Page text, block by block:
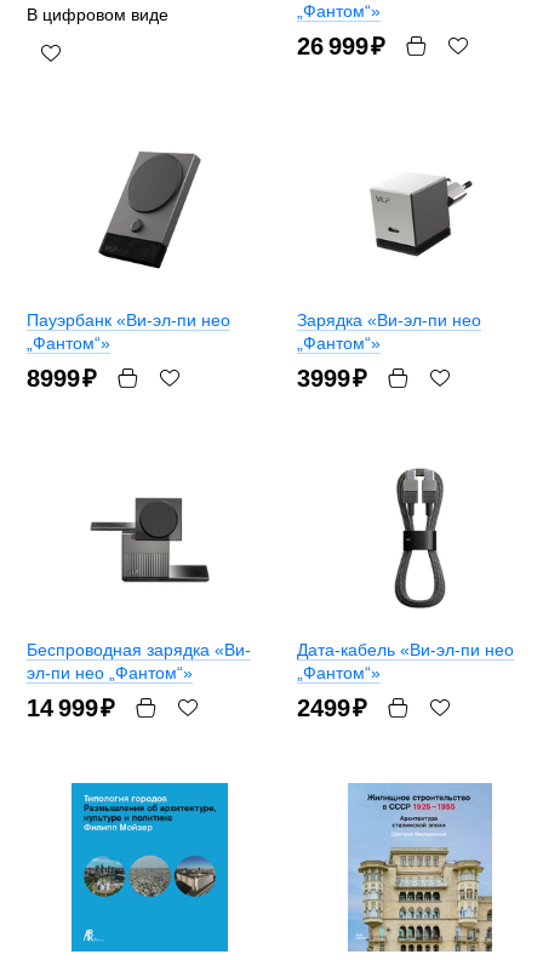
В цифровом виде
„Фантом“»
26 999₽
Пауэрбанк «Ви-эл-пи нео
„Фантом“»
8999₽
Зарядка «Ви-эл-пи нео
„Фантом“»
3999₽
Беспроводная зарядка «Ви-
эл-пи нео „Фантом“»
14 999₽
Дата-кабель «Ви-эл-пи нео
„Фантом“»
2499₽